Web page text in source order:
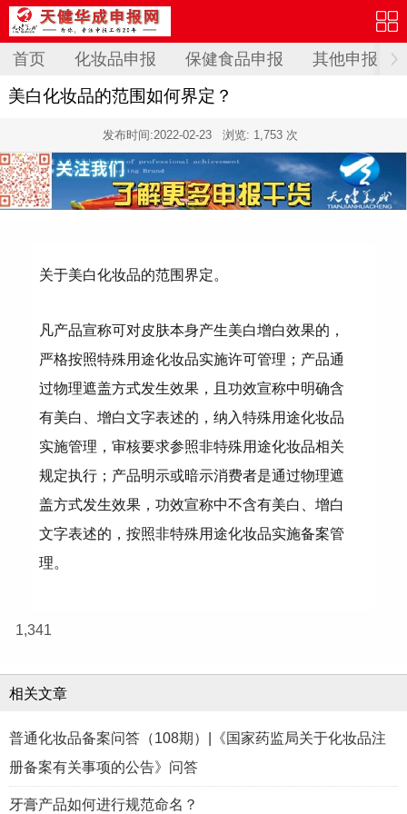
首页 化妆品申报 保健食品申报 其他申报
美白化妆品的范围如何界定？
发布时间:2022-02-23 浏览: 1,753 次
关于美白化妆品的范围界定。
凡产品宣称可对皮肤本身产生美白增白效果的，
严格按照特殊用途化妆品实施许可管理；产品通
过物理遮盖方式发生效果，且功效宣称中明确含
有美白、增白文字表述的，纳入特殊用途化妆品
实施管理，审核要求参照非特殊用途化妆品相关
规定执行；产品明示或暗示消费者是通过物理遮
盖方式发生效果，功效宣称中不含有美白、增白
文字表述的，按照非特殊用途化妆品实施备案管
理。
1,341
相关文章
普通化妆品备案问答（108期）|《国家药监局关于化妆品注
册备案有关事项的公告》问答
牙膏产品如何进行规范命名？